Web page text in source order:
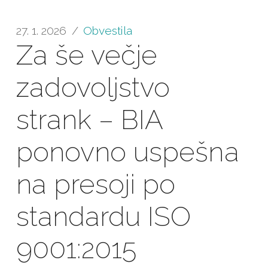
27. 1. 2026 Obvestila
Za še večje
zadovoljstvo
strank – BIA
ponovno uspešna
na presoji po
standardu ISO
9001:2015